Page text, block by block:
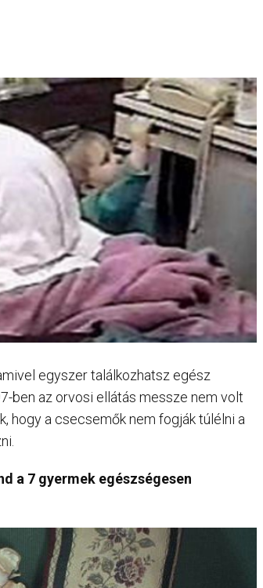
egyszer találkozhatsz egész
ben az orvosi ellátás messze nem volt
hogy a csecsemők nem fogják túlélni a
a 7 gyermek egészségesen